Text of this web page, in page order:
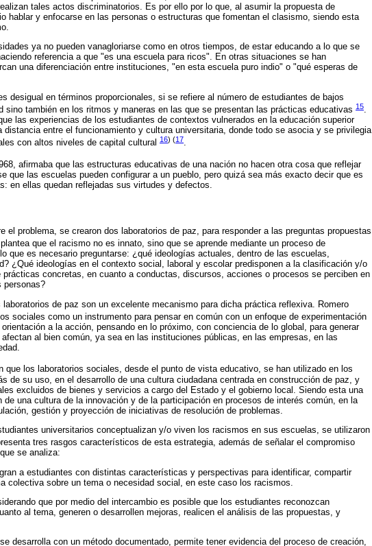
tales actos discriminatorios. Es por ello por lo que, al asumir la propuesta de
hablar y enfocarse en las personas o estructuras que fomentan el clasismo, siendo esta
ya no pueden vanagloriarse como en otros tiempos, de estar educando a lo que se
referencia a que "es una escuela para ricos". En otras situaciones se han
una diferenciación entre instituciones, "en esta escuela puro indio" o "qué esperas de
desigual en términos proporcionales, si se refiere al número de estudiantes de bajos
sino también en los ritmos y maneras en las que se presentan las prácticas educativas 15
las experiencias de los estudiantes de contextos vulnerados en la educación superior
entre el funcionamiento y cultura universitaria, donde todo se asocia y se privilegia
con altos niveles de capital cultural 16) (17.
afirmaba que las estructuras educativas de una nación no hacen otra cosa que reflejar
que las escuelas pueden configurar a un pueblo, pero quizá sea más exacto decir que es
en ellas quedan reflejadas sus virtudes y defectos.
el problema, se crearon dos laboratorios de paz, para responder a las preguntas propuestas
que el racismo no es innato, sino que se aprende mediante un proceso de
que es necesario preguntarse: ¿qué ideologías actuales, dentro de las escuelas,
¿Qué ideologías en el contexto social, laboral y escolar predisponen a la clasificación y/o
concretas, en cuanto a conductas, discursos, acciones o procesos se perciben en
personas?
de paz son un excelente mecanismo para dicha práctica reflexiva. Romero
sociales como un instrumento para pensar en común con un enfoque de experimentación
a la acción, pensando en lo próximo, con conciencia de lo global, para generar
al bien común, ya sea en las instituciones públicas, en las empresas, en las
que los laboratorios sociales, desde el punto de vista educativo, se han utilizado en los
de su uso, en el desarrollo de una cultura ciudadana centrada en construcción de paz, y
excluidos de bienes y servicios a cargo del Estado y el gobierno local. Siendo esta una
de una cultura de la innovación y de la participación en procesos de interés común, en la
gestión y proyección de iniciativas de resolución de problemas.
universitarios conceptualizan y/o viven los racismos en sus escuelas, se utilizaron
tres rasgos característicos de esta estrategia, además de señalar el compromiso
se analiza:
a estudiantes con distintas características y perspectivas para identificar, compartir
colectiva sobre un tema o necesidad social, en este caso los racismos.
que por medio del intercambio es posible que los estudiantes reconozcan
al tema, generen o desarrollen mejoras, realicen el análisis de las propuestas, y
desarrolla con un método documentado, permite tener evidencia del proceso de creación,